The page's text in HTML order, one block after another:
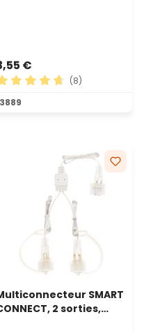
€
moyenne de 4.75 sur
(8)
SMART
2 sorties,